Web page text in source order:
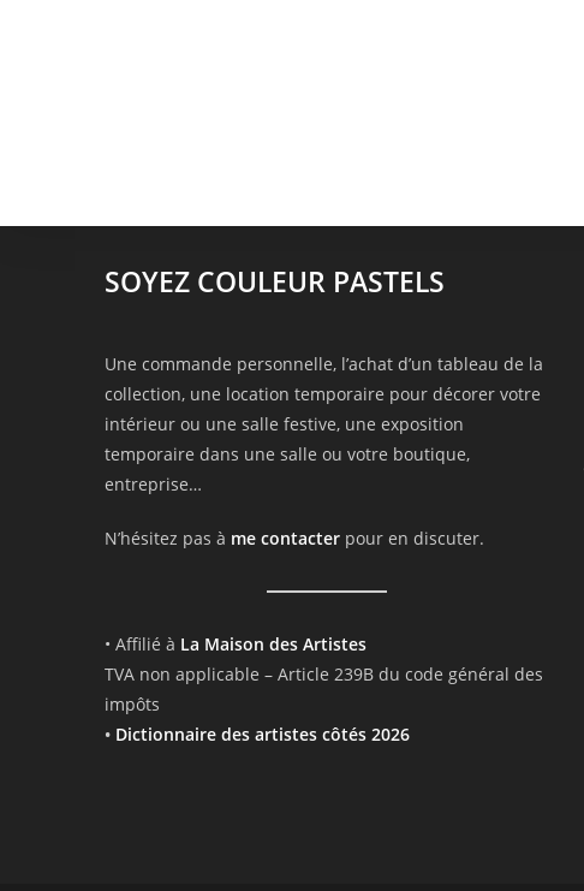
SOYEZ COULEUR PASTELS
Une commande personnelle, l’achat d’un tableau de la
collection, une location temporaire pour décorer votre
intérieur ou une salle festive, une exposition
temporaire dans une salle ou votre boutique,
entreprise…
N’hésitez pas à me contacter pour en discuter.
• Affilié à La Maison des Artistes
TVA non applicable – Article 239B du code général des
impôts
• Dictionnaire des artistes côtés 2026